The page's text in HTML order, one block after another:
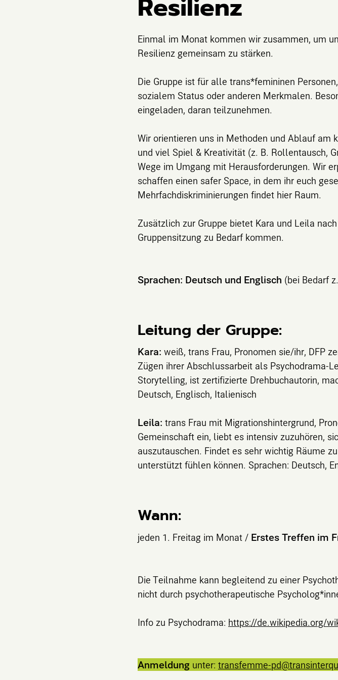
Resilienz
Einmal im Monat kommen wir zusammen, um
Resilienz gemeinsam zu stärken.
Die Gruppe ist für alle trans*femininen
sozialem Status oder anderen Merkmalen.
eingeladen, daran teilzunehmen.
Wir orientieren uns in Methoden und Ablauf am
und viel Spiel & Kreativität (z. B. Rollentausch,
Wege im Umgang mit Herausforderungen. Wir
schaffen einen safer Space, in dem ihr euch
Mehrfachdiskriminierungen findet hier Raum.
Zusätzlich zur Gruppe bietet Kara und Leila
Gruppensitzung zu Bedarf kommen.
Sprachen: Deutsch und Englisch (bei Bedarf
Leitung der Gruppe:
Kara: weiß, trans Frau, Pronomen sie/ihr, DFP
Zügen ihrer Abschlussarbeit als Psychodrama-
Storytelling, ist zertifizierte Drehbuchautorin,
Deutsch, Englisch, Italienisch
Leila: trans Frau mit Migrationshintergrund,
Gemeinschaft ein, liebt es intensiv zuzuhören,
auszutauschen. Findet es sehr wichtig Räume
unterstützt fühlen können. Sprachen: Deutsch,
Wann:
jeden 1. Freitag im Monat / Erstes Treffen im
Die Teilnahme kann begleitend zu einer
nicht durch psychotherapeutische
Info zu Psychodrama: https://de.wikipedia.org/
Anmeldung unter: transfemme-